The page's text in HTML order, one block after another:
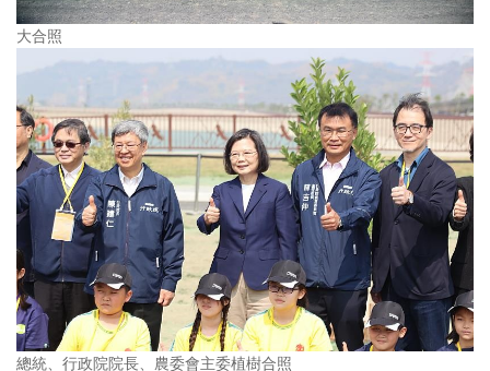
大合照
總統、行政院院長、農委會主委植樹合照